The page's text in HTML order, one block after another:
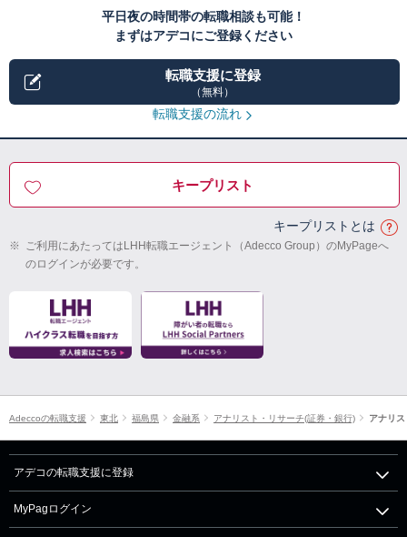
平日夜の時間帯の転職相談も可能！
まずはアデコにご登録ください
転職支援に登録
（無料）
転職支援の流れ
キープリスト
キープリストとは
※ ご利用にあたってはLHH転職エージェント（Adecco Group）のMyPageへ
のログインが必要です。
Adeccoの転職支援 東北 福島県 金融系 アナリスト・リサーチ(証券・銀行) アナリ
アデコの転職支援に登録
MyPagログイン